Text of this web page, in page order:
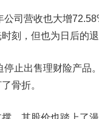
营收也大增
刻，但也为日后的退
止出售理财险产品
骨折。